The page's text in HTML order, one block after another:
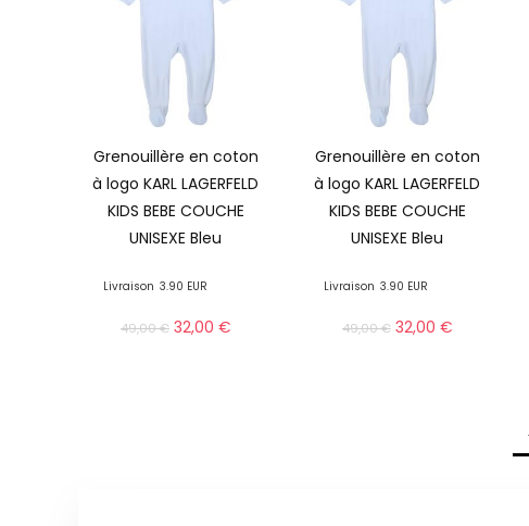
Grenouillère en coton
à logo KARL LAGERFELD
KIDS BEBE COUCHE
UNISEXE Bleu
Livraison 3.90 EUR
49,00€ 32,00 €
Grenouillère en coton
à logo KARL LAGERFELD
KIDS BEBE COUCHE
UNISEXE Bleu
Livraison 3.90 EUR
49,00€ 32,00 €